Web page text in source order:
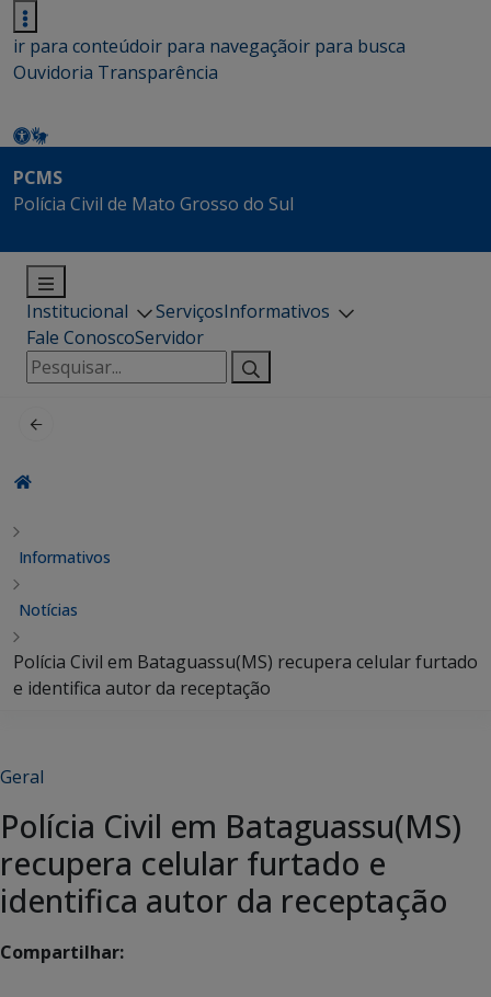
ir para conteúdoir para navegaçãoir para busca
Ouvidoria Transparência
PCMS
Polícia Civil de Mato Grosso do Sul
Institucional ServiçosInformativos
Fale ConoscoServidor
Pesquisar
por:
Informativos
Notícias
Polícia Civil em Bataguassu(MS) recupera celular furtado
e identifica autor da receptação
Geral
Polícia Civil em Bataguassu(MS)
recupera celular furtado e
identifica autor da receptação
Compartilhar: